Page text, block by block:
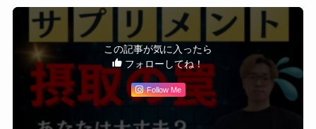
この記事が気に入ったら
フォローしてね！
Follow Me